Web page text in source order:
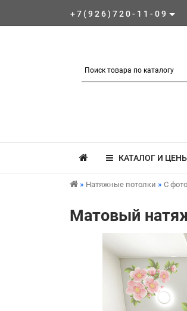
+7(926)720-11-09
КАТАЛОГ И
Натяжные потолки С
Матовый